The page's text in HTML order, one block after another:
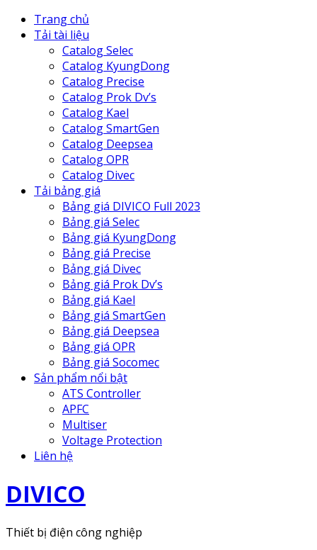
Trang chủ
Tải tài liệu
Catalog Selec
Catalog KyungDong
Catalog Precise
Catalog Prok Dv’s
Catalog Kael
Catalog SmartGen
Catalog Deepsea
Catalog OPR
Catalog Divec
Tải bảng giá
Bảng giá DIVICO Full 2023
Bảng giá Selec
Bảng giá KyungDong
Bảng giá Precise
Bảng giá Divec
Bảng giá Prok Dv’s
Bảng giá Kael
Bảng giá SmartGen
Bảng giá Deepsea
Bảng giá OPR
Bảng giá Socomec
Sản phẩm nổi bật
ATS Controller
APFC
Multiser
Voltage Protection
Liên hệ
DIVICO
Thiết bị điện công nghiệp